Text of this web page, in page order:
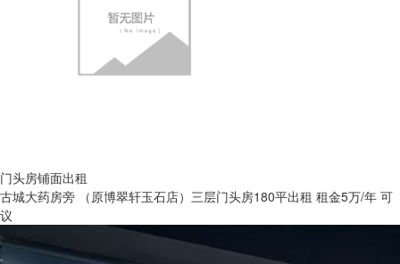
门头房铺面出租
古城大药房旁 （原博翠轩玉石店）三层门头房180平出租 租金5万/年 可
议